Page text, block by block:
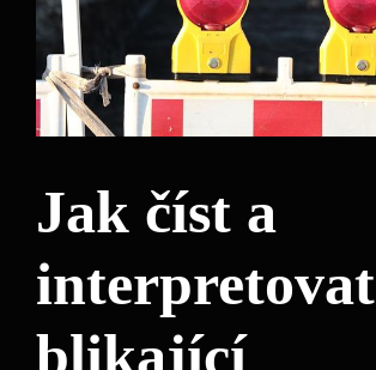
Jak číst a
interpretovat
blikající